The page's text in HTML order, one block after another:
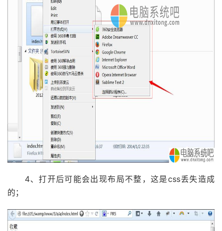
4、打开后可能会出现布局不整，这是css丢失造成
的；